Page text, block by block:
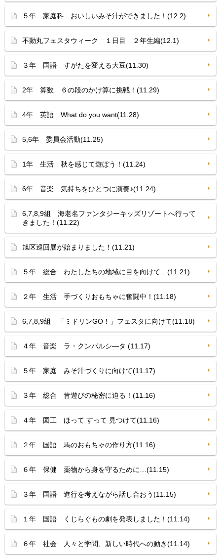
５年 家庭科 おいしいみそ汁ができました！(12.2)
不動丸フェスタウィーク １日目 ２年生編(12.1)
３年 国語 すがたを変える大豆(11.30)
2年 算数 ６の段のかけ算に挑戦！(11.29)
4年 英語 What do you want(11.28)
5,6年 委員会活動(11.25)
1年 生活 秋を感じて遊ぼう！(11.24)
6年 音楽 気持ちをひとつに演奏♪(11.24)
6,7,8,9組 海老名ファンタジーキッズリゾートへ行って
きました！(11.22)
旭区巡回展が始まりました！(11.21)
５年 総合 わたしたちの地域に目を向けて…(11.21)
２年 生活 手づくりおもちゃに奮闘中！(11.18)
6,7,8,9組 「ミドリンGO！」フェスタに向けて(11.18)
４年 音楽 ラ・クンパルシ—タ (11.17)
５年 家庭 みそ汁づくりに向けて(11.17)
３年 総合 昔遊びの秘密に迫る！(11.16)
４年 図工 ほって すって 見つけて(11.16)
２年 国語 馬のおもちゃの作り方(11.16)
６年 保健 薬物から身を守るために…(11.15)
３年 国語 進行を考えながら話し合おう(11.15)
１年 国語 くじらぐもの劇を発表しました！(11.14)
６年 社会 人々と学問、新しい時代への動き(11.14)